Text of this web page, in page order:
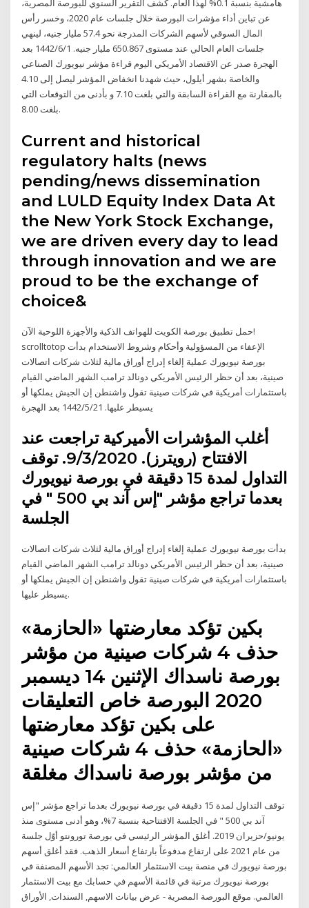
هامشية بنسبة 0.1% لهذا العام. كشف التقرير السنوي للبورصة المصرية،
عن تباين أداء مؤشرات البورصة خلال جلسات عام 2020، وخسر رأس
المال السوقي لأسهم الشركات المدرجة نحو 57.4 مليار جنيه، لينهي
جلسات العام الحالي عند مستوى 650.867 مليار جنيه. 1‏‏/6‏‏/1442 بعد
الهجرة صدر عن الاقتصاد الأمريكي اليوم قراءة مؤشر نيويورك الصناعي
والخاصة بشهر أيلول، حيث شهدنا انخفاض المؤشر ليصل إلى 4.10
بالمقارنة مع القراءة السابقة والتي بلغت 7.10 و بأدنى من التوقعات التي
بلغت 8.00.
Current and historical
regulatory halts (news
pending/news dissemination
and LULD Equity Index Data At
the New York Stock Exchange,
we are driven every day to lead
through innovation and we are
proud to be the exchange of
choice&
حمل تطبيق بورصة الكويت للهواتف الذكية والأجهزة اللوحية الآن!
scrolltotop الإعفاء من المسؤولية وأحكام وشروط الاستخدام بدأت
بورصة نيويورك عملية إلغاء إدراج أوراق مالية لثلاث شركات اتصالات
صينية، بعد أن حظر الرئيس الأمريكي دونالد ترامب الشهر الماضي القيام
باستثمارات أمريكية في شركات صينية تقول واشنطن إن الجيش يملكها أو
يسيطر عليها. 21‏‏/5‏‏/1442 بعد الهجرة
أغلب المؤشرات الأميركية تراجعت عند
الافتتاح (رويترز). 9/3/2020. توقف
التداول لمدة 15 دقيقة في بورصة نيويورك
بعدما تراجع مؤشر "إس آند بي 500 " في
بدأت بورصة نيويورك عملية إلغاء إدراج أوراق مالية لثلاث شركات اتصالات
صينية، بعد أن حظر الرئيس الأمريكي دونالد ترامب الشهر الماضي القيام
باستثمارات أمريكية في شركات صينية تقول واشنطن إن الجيش يملكها أو
يسيطر عليها.
بكين تؤكد معارضتها «الحازمة»
حذف 4 شركات صينية من مؤشر
بورصة ناسداك الإثنين 14 ديسمبر
2020 البورصة خاص التعليقات
على بكين تؤكد معارضتها
«الحازمة» حذف 4 شركات صينية
من مؤشر بورصة ناسداك مغلقة
توقف التداول لمدة 15 دقيقة في بورصة نيويورك بعدما تراجع مؤشر "إس
آند بي 500 " في الجلسة الافتتاحية بنسبة 7%، وهو أدنى مستوى منذ
يونيو/حزيران 2019. أغلق المؤشر الرئيسي في بورصة تورونتو أوّل جلسة
من عام 2021 على ارتفاع مدفوعاً بارتفاع أسعار الذهب. فقد أغلق أسهم
بورصة نيويورك في منصة بيت الاستثمار العالمي: تجد الأسهم المصنفة في
بورصة نيويورك مرتبة في قائمة الأسهم في حسابك مع بيت الاستثمار
العالمي. موقع البورصة المصرية - عرض بيانات الاسهم, السندات, الأوراق